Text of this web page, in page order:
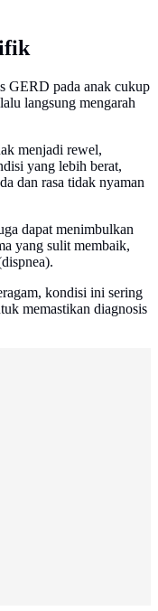
GERD pada anak cukup
langsung mengarah
menjadi rewel,
yang lebih berat,
dan rasa tidak nyaman
dapat menimbulkan
yang sulit membaik,
kondisi ini sering
memastikan diagnosis